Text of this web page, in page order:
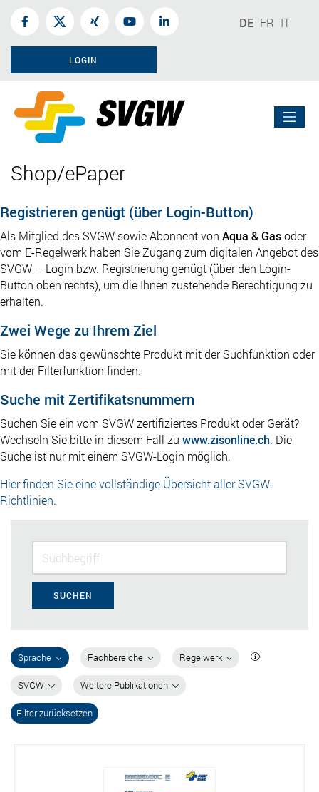
DE FR IT
LOGIN
Shop/ePaper
Registrieren genügt (über Login-Button)
Als Mitglied des SVGW sowie Abonnent von Aqua & Gasoder
vom E-Regelwerk haben Sie Zugang zum digitalen Angebot des
SVGW – Login bzw. Registrierung genügt (über den Login-
Button oben rechts), um die Ihnen zustehende Berechtigung zu
erhalten.
Zwei Wege zu Ihrem Ziel
Sie können das gewünschte Produkt mit der Suchfunktion oder
mit der Filterfunktion finden.
Suche mit Zertifikatsnummern
Suchen Sie ein vom SVGW zertifiziertes Produkt oder Gerät?
Wechseln Sie bitte in diesem Fall zu www.zisonline.ch. Die
Suche ist nur mit einem SVGW-Login möglich.
Hier finden Sie eine vollständige Übersicht aller SVGW-
Richtlinien.
SUCHEN
Sprache Fachbereiche Regelwerk
SVGW Weitere Publikationen
Filter zurücksetzen